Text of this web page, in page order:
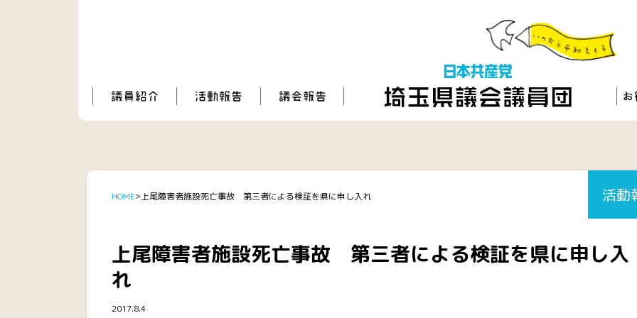
HOME 上尾障害者施設死亡事故 第三者による検証を県に申し入れ
上尾障害者施設死亡事故 第三者による検証を県に申し入
れ
2017.8.4
活動